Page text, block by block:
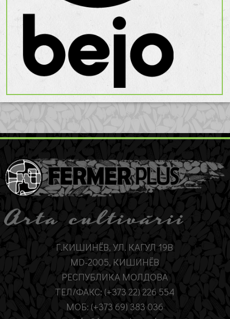
Г.КИШИНЁВ, УЛ. КАГУЛ 19B
MD-2005, КИШИНЁВ
РЕСПУБЛИКА МОЛДОВА
ТЕЛ/ФАКС: (+373 22) 226 554
МОБ: (+373 69) 383 036